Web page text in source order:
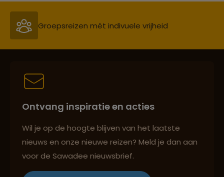
Persoonlijk en deskundig reisadvies
Best beoordeelde reisroutes
Groepsreizen mét indivuele vrijheid
Ontvang inspiratie en acties
Wil je op de hoogte blijven van het laatste
nieuws en onze nieuwe reizen? Meld je dan aan
voor de Sawadee nieuwsbrief.